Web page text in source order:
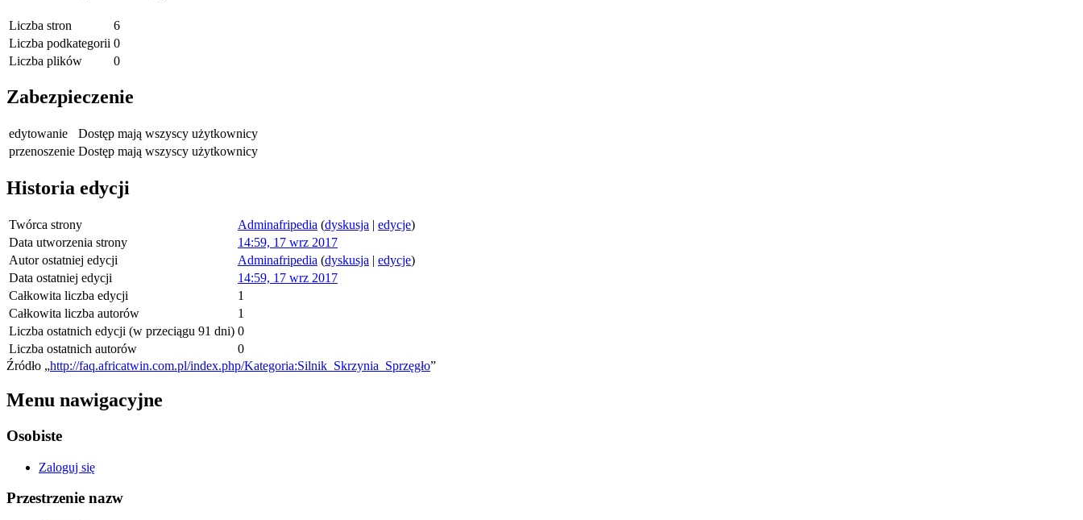
Liczba stron
6
Liczba podkategorii 0
Liczba plików
0
Zabezpieczenie
edytowanie
Dostęp mają wszyscy użytkownicy
przenoszenie Dostęp mają wszyscy użytkownicy
Historia edycji
Twórca strony Adminafripedia (dyskusja | edycje)
Data utworzenia strony
14:59, 17 wrz 2017
Autor ostatniej edycji
Adminafripedia (dyskusja | edycje)
Data ostatniej edycji
14:59, 17 wrz 2017
Całkowita liczba edycji
1
Całkowita liczba autorów
1
Liczba ostatnich edycji (w przeciągu 91 dni) 0
Liczba ostatnich autorów
0
Źródło „http://faq.africatwin.com.pl/index.php/Kategoria:Silnik_Skrzynia_Sprzęgło”
Menu nawigacyjne
Osobiste
Zaloguj się
Przestrzenie nazw